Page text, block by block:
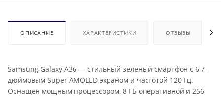
ОПИСАНИЕ ХАРАКТЕРИСТИКИ ОТЗЫВЫ
Samsung Galaxy A36 — стильный зеленый смартфон с 6,7-
дюймовым Super AMOLED экраном и частотой 120 Гц.
Оснащен мощным процессором, 8 ГБ оперативной и 256